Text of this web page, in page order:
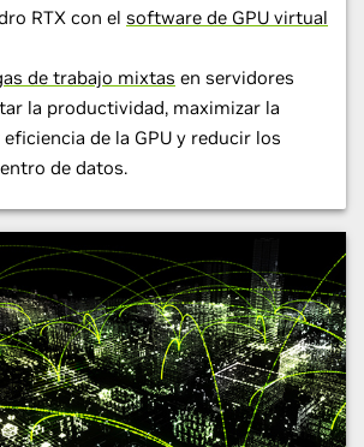
RTX con el software de GPU virtual
de trabajo mixtas en servidores
la productividad, maximizar la
de la GPU y reducir los
de datos.